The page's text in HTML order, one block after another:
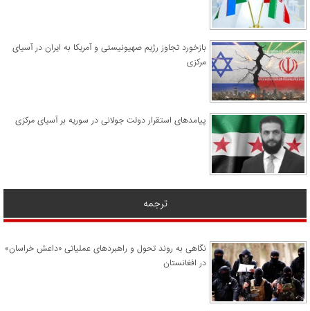
​بازخورد تجاوز رژیم صهیونیستی و آمریکا به ایران در آسیای
مرکزی
پیامدهای استقرار دولت جولانی در سوریه بر آسیای مرکزی
ترجمه
نگاهی به روند تحول و راهبردهای عملیاتی «داعش خراسان»
در افغانستان